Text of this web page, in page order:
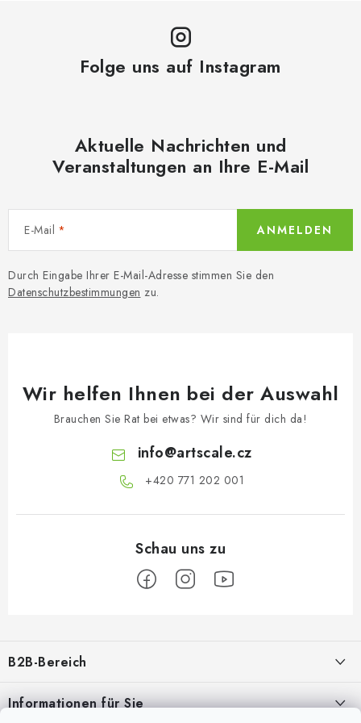
Folge uns auf Instagram
Aktuelle Nachrichten und
Veranstaltungen an Ihre E-Mail
E-Mail
Durch Eingabe Ihrer E-Mail-Adresse stimmen Sie den
Datenschutzbestimmungen zu.
ANMELDEN
Wir helfen Ihnen bei der Auswahl
Brauchen Sie Rat bei etwas? Wir sind für dich da!
info@artscale.cz
+420 771 202 001​
ß
z
e
B2B-Bereich
Geschäftspartner, die Bereitstellung geeigneter Dienstleistungen und
Informationen für Sie